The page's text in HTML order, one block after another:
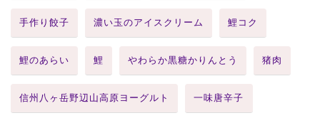
手作り餃子 濃い玉のアイスクリーム 鯉コク
鯉のあらい 鯉 やわらか黒糖かりんとう 猪肉
信州八ヶ岳野辺山高原ヨーグルト 一味唐辛子